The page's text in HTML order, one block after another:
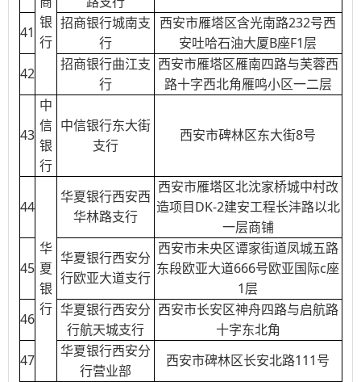
银
行
41
招商银行城南支
行
西安市雁塔区含光南路232号西
安吐哈石油大厦B座F1层
42
招商银行曲江支
行
西安市雁塔区雁南四路与芙蓉西
路十字西北角雁鸣小区一二层
43
中
信
银
行
中信银行东大街
支行
西安市碑林区东大街8号
44
华
夏
银
行
华夏银行西安西
华林路支行
西安市雁塔区北沈家桥城中村改
造项目DK-2建安工程长沣路以北
一层商铺
45
华夏银行西安分
行欧亚大道支行
西安市未央区谭家街道凤城五路
东段欧亚大道666号欧亚国际c座
1层
46
华夏银行西安分
行航天城支行
西安市长安区神舟四路与启航路
十字东北角
47
华夏银行西安分
行营业部
西安市碑林区长安北路111号